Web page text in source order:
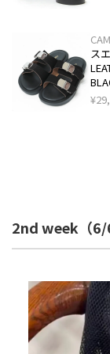
ス
2nd week（6/